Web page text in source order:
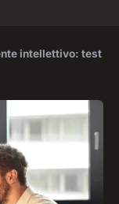
intellettivo: test